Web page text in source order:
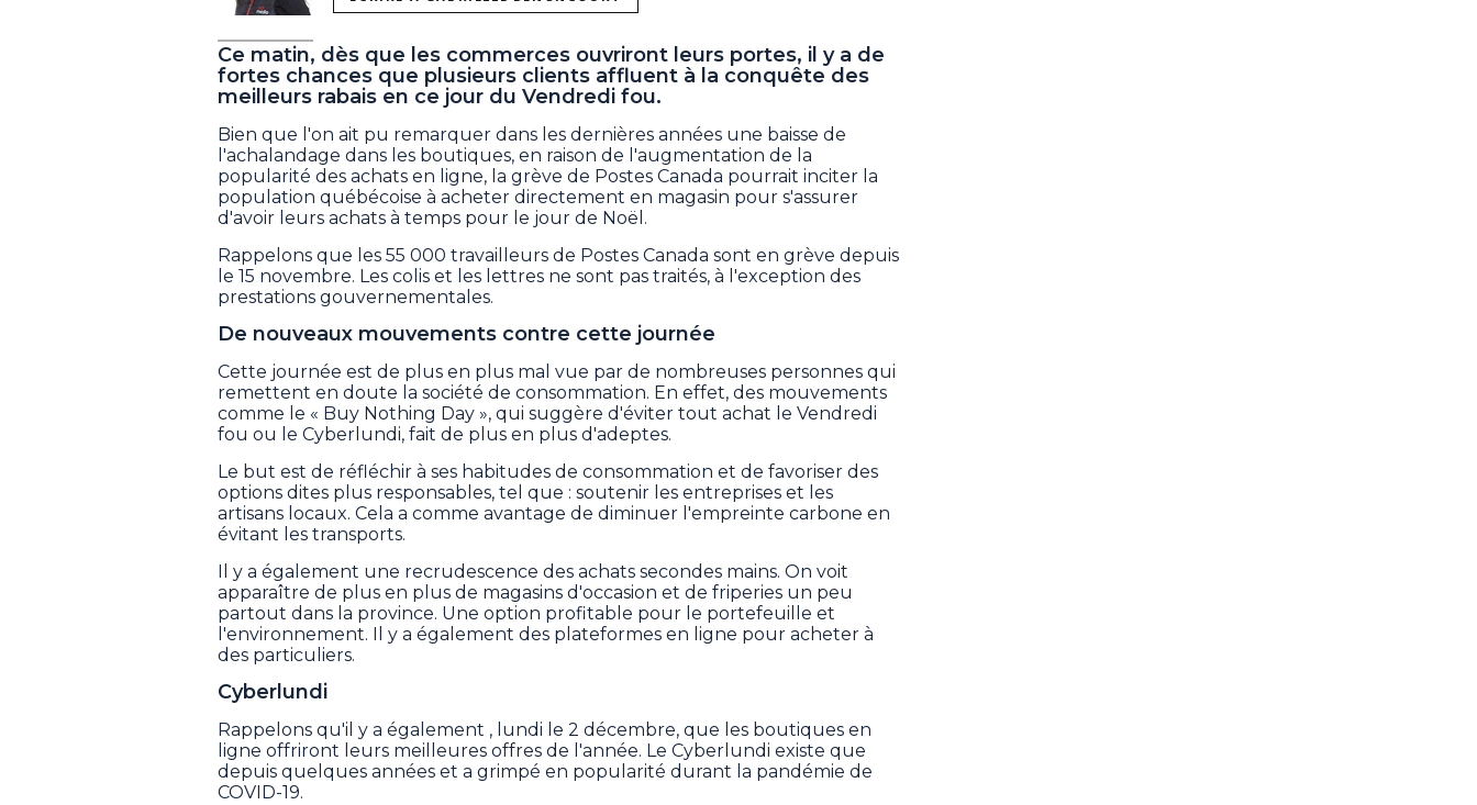
Ce matin, dès que les commerces ouvriront leurs portes, il y a de
fortes chances que plusieurs clients affluent à la conquête des
meilleurs rabais en ce jour du Vendredi fou.
Bien que l'on ait pu remarquer dans les dernières années une baisse de
l'achalandage dans les boutiques, en raison de l'augmentation de la
popularité des achats en ligne, la grève de Postes Canada pourrait inciter la
population québécoise à acheter directement en magasin pour s'assurer
d'avoir leurs achats à temps pour le jour de Noël.
Rappelons que les 55 000 travailleurs de Postes Canada sont en grève depuis
le 15 novembre. Les colis et les lettres ne sont pas traités, à l'exception des
prestations gouvernementales.
De nouveaux mouvements contre cette journée
Cette journée est de plus en plus mal vue par de nombreuses personnes qui
remettent en doute la société de consommation. En effet, des mouvements
comme le « Buy Nothing Day », qui suggère d'éviter tout achat le Vendredi
fou ou le Cyberlundi, fait de plus en plus d'adeptes.
Le but est de réfléchir à ses habitudes de consommation et de favoriser des
options dites plus responsables, tel que : soutenir les entreprises et les
artisans locaux. Cela a comme avantage de diminuer l'empreinte carbone en
évitant les transports.
Il y a également une recrudescence des achats secondes mains. On voit
apparaître de plus en plus de magasins d'occasion et de friperies un peu
partout dans la province. Une option profitable pour le portefeuille et
l'environnement. Il y a également des plateformes en ligne pour acheter à
des particuliers.
Cyberlundi
Rappelons qu'il y a également , lundi le 2 décembre, que les boutiques en
ligne offriront leurs meilleures offres de l'année. Le Cyberlundi existe que
depuis quelques années et a grimpé en popularité durant la pandémie de
COVID-19.